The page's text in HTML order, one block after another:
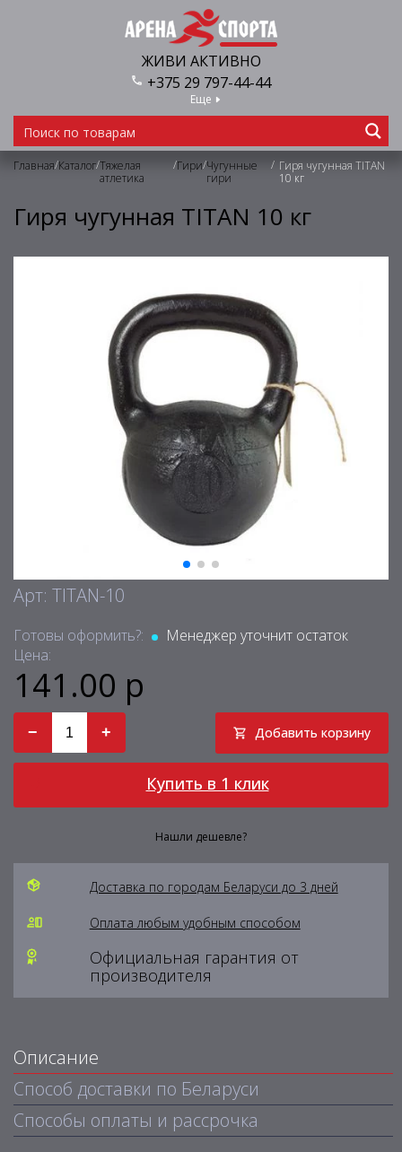
ЖИВИ АКТИВНО
+375 29 797-44-44
Еще
Главная/Каталог/Тяжелая
атлетика
/Гири/Чугунные
гири
/ Гиря чугунная TITAN
10 кг
Гиря чугунная TITAN 10 кг
Арт: TITAN-10
Готовы оформить?:
Менеджер уточнит остаток
Цена:
141.00 р
− + Добавить корзину
Купить в 1 клик
Нашли дешевле?
Доставка по городам Беларуси до 3 дней
Оплата любым удобным способом
Официальная гарантия от
производителя
Описание
Способ доставки по Беларуси
Способы оплаты и рассрочка